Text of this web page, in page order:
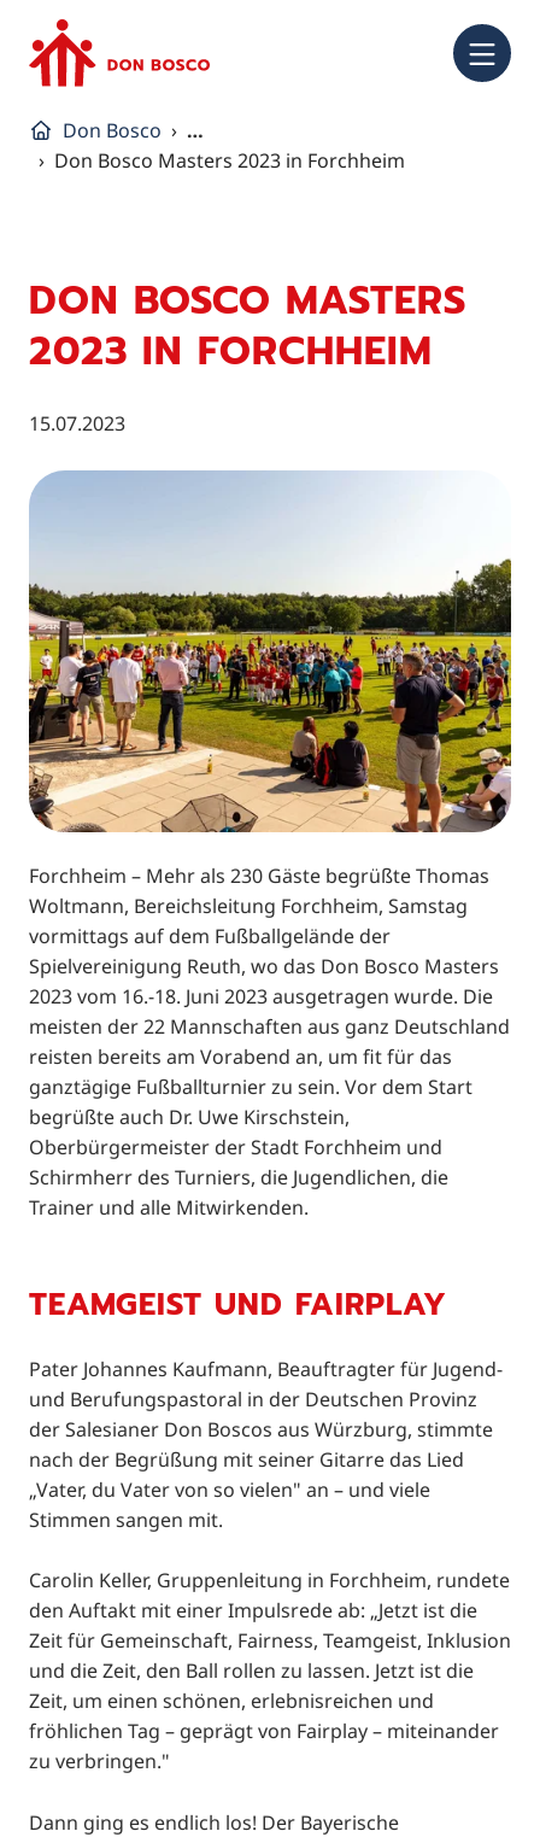
Don Bosco
…
Don Bosco Masters 2023 in Forchheim
DON BOSCO MASTERS
2023 IN FORCHHEIM
15.07.2023
Forchheim – Mehr als 230 Gäste begrüßte Thomas
Woltmann, Bereichsleitung Forchheim, Samstag
vormittags auf dem Fußballgelände der
Spielvereinigung Reuth, wo das Don Bosco Masters
2023 vom 16.-18. Juni 2023 ausgetragen wurde. Die
meisten der 22 Mannschaften aus ganz Deutschland
reisten bereits am Vorabend an, um fit für das
ganztägige Fußballturnier zu sein. Vor dem Start
begrüßte auch Dr. Uwe Kirschstein,
Oberbürgermeister der Stadt Forchheim und
Schirmherr des Turniers, die Jugendlichen, die
Trainer und alle Mitwirkenden.
TEAMGEIST UND FAIRPLAY
Pater Johannes Kaufmann, Beauftragter für Jugend-
und Berufungspastoral in der Deutschen Provinz
der Salesianer Don Boscos aus Würzburg, stimmte
nach der Begrüßung mit seiner Gitarre das Lied
„Vater, du Vater von so vielen" an – und viele
Stimmen sangen mit.
Carolin Keller, Gruppenleitung in Forchheim, rundete
den Auftakt mit einer Impulsrede ab: „Jetzt ist die
Zeit für Gemeinschaft, Fairness, Teamgeist, Inklusion
und die Zeit, den Ball rollen zu lassen. Jetzt ist die
Zeit, um einen schönen, erlebnisreichen und
fröhlichen Tag – geprägt von Fairplay – miteinander
zu verbringen."
Dann ging es endlich los! Der Bayerische